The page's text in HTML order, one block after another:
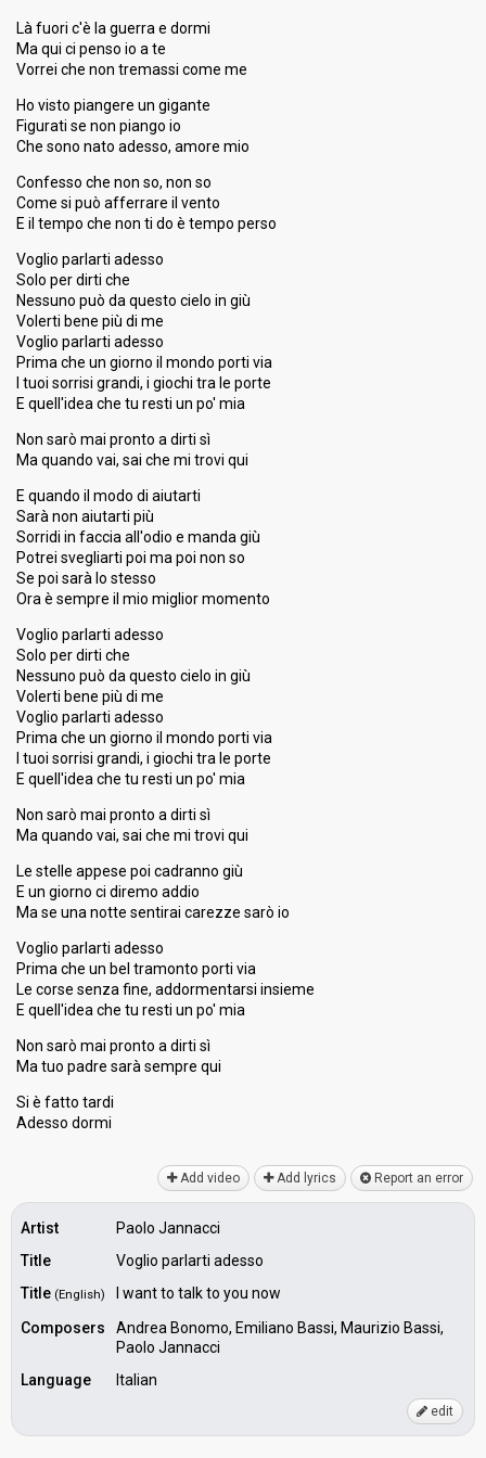
Tele 0.45%
Demoscopic
Press
2.20%
Running order
21
Là fuori c'è la guerra e dormi
Ma qui ci penso io a te
Vorrei che non tremassi come me
Ho visto piangere un gigante
Figurati se non piango io
Che sono nato adesso, amore mio
Confesso che non so, non so
Come si può afferrare il vento
E il tempo che non ti do è tempo perso
Voglio parlarti adesso
Solo per dirti che
Nessuno può da questo cielo in giù
Volerti bene più di me
Voglio parlarti adesso
Prima che un giorno il mondo porti via
I tuoi sorrisi grandi, i giochi tra le porte
E quell'idea che tu resti un po' mia
Non sarò mai pronto a dirti sì
Ma quando vai, sai che mi trovi qui
E quando il modo di aiutarti
Sarà non aiutarti più
Sorridi in faccia all'odio e manda giù
Potrei svegliarti poi ma poi non so
Se poi sarà lo stesso
Ora è sempre il mio miglior momento
Voglio parlarti adesso
Solo per dirti che
Nessuno può da questo cielo in giù
Volerti bene più di me
Voglio parlarti adesso
Prima che un giorno il mondo porti via
I tuoi sorrisi grandi, i giochi tra le porte
E quell'idea che tu resti un po' mia
Non sarò mai pronto a dirti sì
Ma quando vai, sai che mi trovi qui
Le stelle appese poi cadranno giù
E un giorno ci diremo addio
Ma se una notte sentirai carezze sarò io
Voglio parlarti adesso
Prima che un bel tramonto porti via
Le corse senza fine, addormentarsi insieme
E quell'idea che tu resti un po' mia
Non sarò mai pronto a dirti sì
Ma tuo padre sarà sempre qui
Si è fatto tаrdi
Adesѕo dormi
Add video Add lyrics Report an error
Artist
Paolo Jannacci
Title
Voglio parlarti adesso
Title (English)
I want to talk to you now
Composers
Andrea Bonomo, Emiliano Bassi, Maurizio Bassi,
Paolo Jannacci
Language
Italian
edit